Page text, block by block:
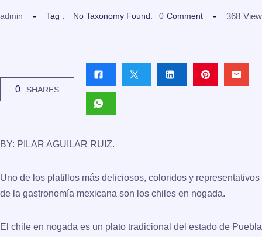
admin Tag : No Taxonomy Found. 0 Comment 368 View
0 SHARES
BY: PILAR AGUILAR RUIZ.
Uno de los platillos más deliciosos, coloridos y representativos
de la gastronomía mexicana son los chiles en nogada.
El chile en nogada es un plato tradicional del estado de Puebla